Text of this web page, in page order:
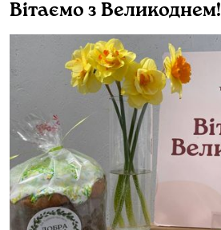
Вітаємо з Великоднем!